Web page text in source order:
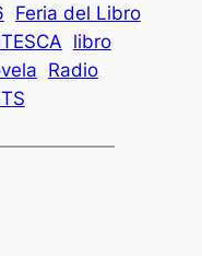
Feria del Libro
libro
Radio